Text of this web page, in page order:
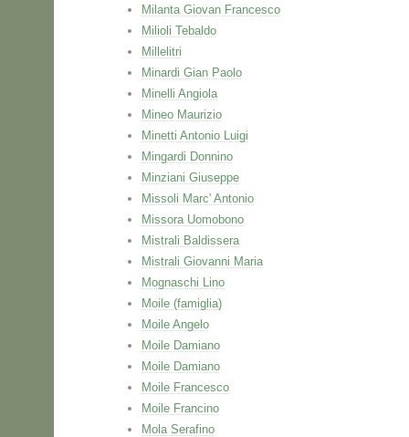
Milanta Giovan Francesco
Milioli Tebaldo
Millelitri
Minardi Gian Paolo
Minelli Angiola
Mineo Maurizio
Minetti Antonio Luigi
Mingardi Donnino
Minziani Giuseppe
Missoli Marc' Antonio
Missora Uomobono
Mistrali Baldissera
Mistrali Giovanni Maria
Mognaschi Lino
Moile (famiglia)
Moile Angelo
Moile Damiano
Moile Damiano
Moile Francesco
Moile Francino
Mola Serafino